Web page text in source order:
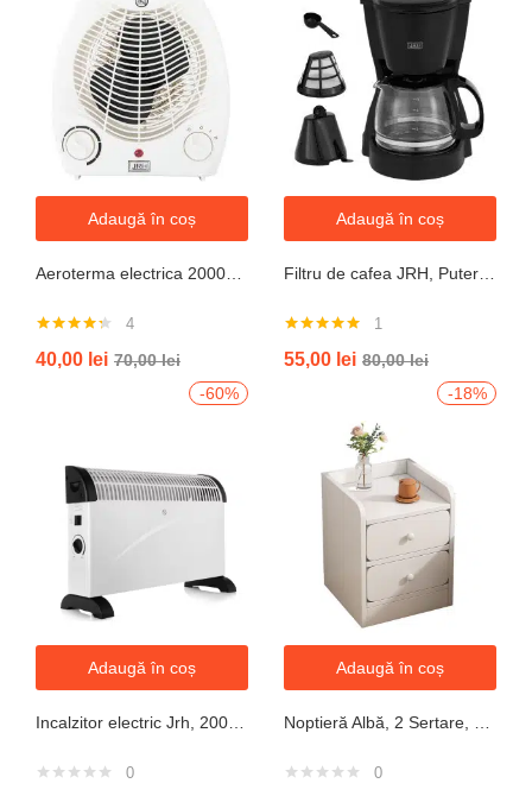
Adaugă în coș
4.25din 5
4
40,00 lei 70,00lei
Adaugă în coș
5.00din 5
1
55,00 lei 80,00lei
-60%
Adaugă în coș
0
-18%
Adaugă în coș
0